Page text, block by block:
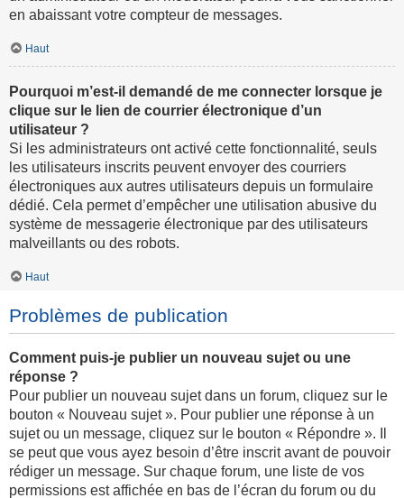
en abaissant votre compteur de messages.
Haut
Pourquoi m’est-il demandé de me connecter lorsque je
clique sur le lien de courrier électronique d’un
utilisateur ?
Si les administrateurs ont activé cette fonctionnalité, seuls
les utilisateurs inscrits peuvent envoyer des courriers
électroniques aux autres utilisateurs depuis un formulaire
dédié. Cela permet d’empêcher une utilisation abusive du
système de messagerie électronique par des utilisateurs
malveillants ou des robots.
Haut
Problèmes de publication
Comment puis-je publier un nouveau sujet ou une
réponse ?
Pour publier un nouveau sujet dans un forum, cliquez sur le
bouton « Nouveau sujet ». Pour publier une réponse à un
sujet ou un message, cliquez sur le bouton « Répondre ». Il
se peut que vous ayez besoin d’être inscrit avant de pouvoir
rédiger un message. Sur chaque forum, une liste de vos
permissions est affichée en bas de l’écran du forum ou du